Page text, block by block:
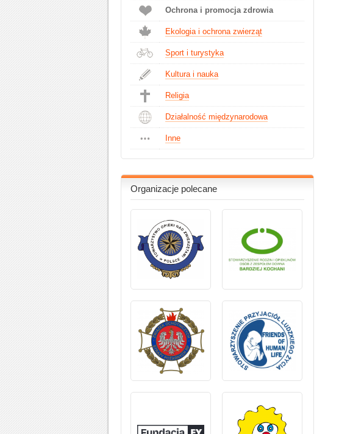
Ochrona i promocja zdrowia
Ekologia i ochrona zwierząt
Sport i turystyka
Kultura i nauka
Religia
Działalność międzynarodowa
Inne
Organizacje polecane